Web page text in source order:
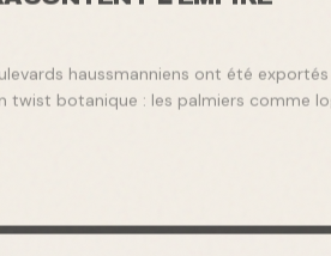
haussmanniens ont été exportés
twist botanique : les palmiers comme